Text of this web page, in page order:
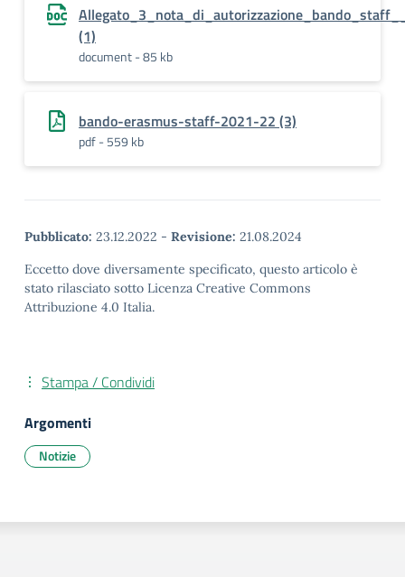
(1)
document - 85 kb
bando-erasmus-staff-2021-22 (3)
pdf - 559 kb
Pubblicato: 23.12.2022 - Revisione: 21.08.2024
Eccetto dove diversamente specificato, questo articolo è
stato rilasciato sotto Licenza Creative Commons
Attribuzione 4.0 Italia.
Stampa / Condividi
Argomenti
Notizie